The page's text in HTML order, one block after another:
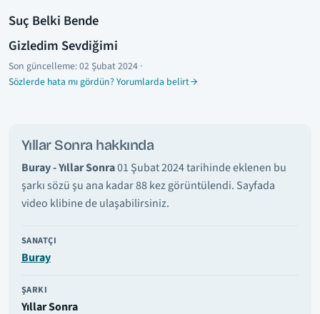
Suç Belki Bende
Gizledim Sevdiğimi
Son güncelleme:02 Şubat 2024 ·
Sözlerde hata mı gördün? Yorumlarda belirt
Yıllar Sonra hakkında
Buray - Yıllar Sonra01 Şubat 2024 tarihinde eklenen bu
şarkı sözü şu ana kadar 88 kez görüntülendi. Sayfada
video klibine de ulaşabilirsiniz.
SANATÇI
Buray
ŞARKI
Yıllar Sonra